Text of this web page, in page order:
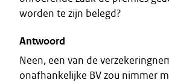
worden te zijn belegd?
Antwoord
Neen, een van de
onafhankelijke BV zou nimmer